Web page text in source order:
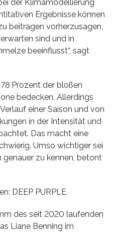
der Klimamodellierung
Ergebnisse können
beitragen vorherzusagen,
sind und in
beeinflusst“, sagt
Prozent der bloßen
bedecken. Allerdings
einer Saison und von
in der Intensität und
Das macht eine
Umso wichtiger sei
genauer zu kennen, betont
DEEP PURPLE
des seit 2020 laufenden
Liane Benning im